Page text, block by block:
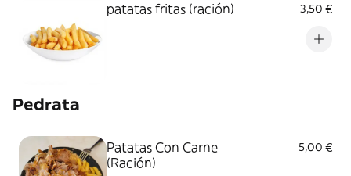
patatas fritas (ración) 3,50 €
Pedrata
Patatas Con Carne
(Ración)
5,00 €